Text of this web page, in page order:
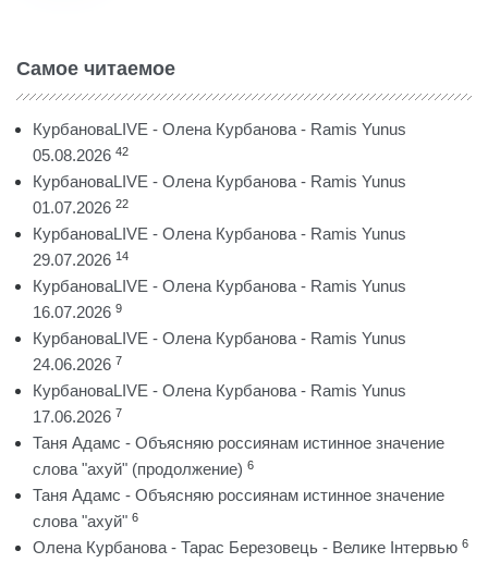
Самое читаемое
КурбановаLIVE - Олена Курбанова - Ramis Yunus
05.08.2026 42
КурбановаLIVE - Олена Курбанова - Ramis Yunus
01.07.2026 22
КурбановаLIVE - Олена Курбанова - Ramis Yunus
29.07.2026 14
КурбановаLIVE - Олена Курбанова - Ramis Yunus
16.07.2026 9
КурбановаLIVE - Олена Курбанова - Ramis Yunus
24.06.2026 7
КурбановаLIVE - Олена Курбанова - Ramis Yunus
17.06.2026 7
Таня Адамс - Объясняю россиянам истинное значение
слова "ахуй" (продолжение) 6
Таня Адамс - Объясняю россиянам истинное значение
слова "ахуй" 6
Олена Курбанова - Тарас Березовець - Велике Інтервью 6